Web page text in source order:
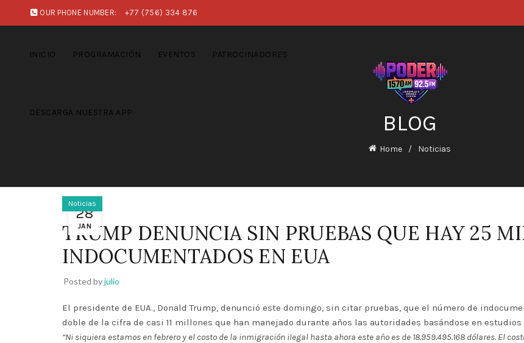
OUR PHONE NUMBER: +77 (756) 334 876
INICIO PROGRAMACIÓN EVENTOS PATROCINADORES
DESCARGA NUESTRA APP BLOG
Home Noticias
28
JAN
Noticias
TRUMP DENUNCIA SIN PRUEBAS QUE HAY 25
INDOCUMENTADOS EN EUA
Posted byjulio
El presidente de EUA., Donald Trump, denunció este domingo, sin citar pruebas, que el número de
doble de la cifra de casi 11 millones que han manejado durante años las autoridades basándose en
“Ni siquiera estamos en febrero y el costo de la inmigración ilegal hasta ahora este año es de 18.959.495.168 dólares. El